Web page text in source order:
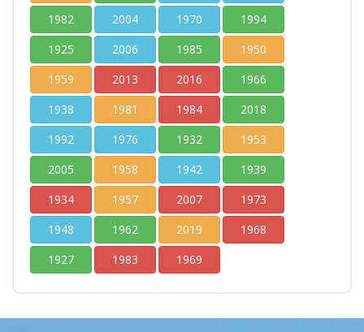
1982
2004 1970
1994
1925
2006 1985
1950
1959
2013 2016
1966
1938
1981 1984
2018
1992
1976 1932
1953
2005
1958 1942
1939
1934
1957 2007
1973
1948
1962 2019
1968
1927
1983 1969